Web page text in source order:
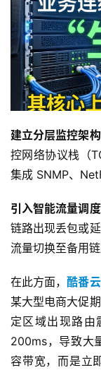
建立分层监控架构
控网络协议栈（
集成 SNMP、
引入智能流量调
链路出现丢包或
流量切换至备用
在此方面，酷番云
某大型电商大促
定区域出现路由
200ms，导致大
容带宽，而是立